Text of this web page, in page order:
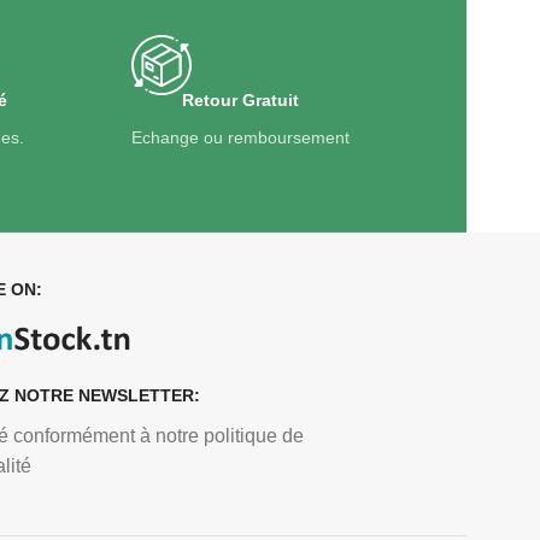
Retour Gratuit
Echange ou remboursement
ON:
NOTRE NEWSLETTER:
conformément à notre politique de